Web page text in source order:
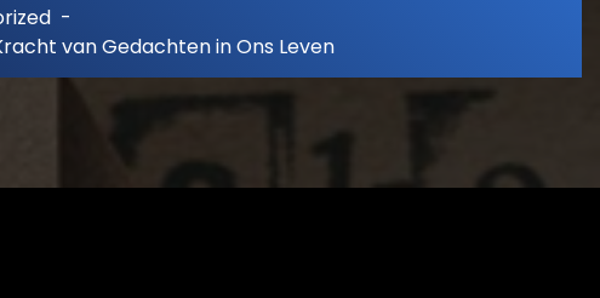
-
van Gedachten in Ons Leven